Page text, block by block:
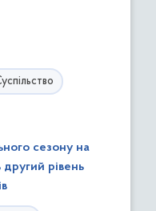
сезону на
рівень